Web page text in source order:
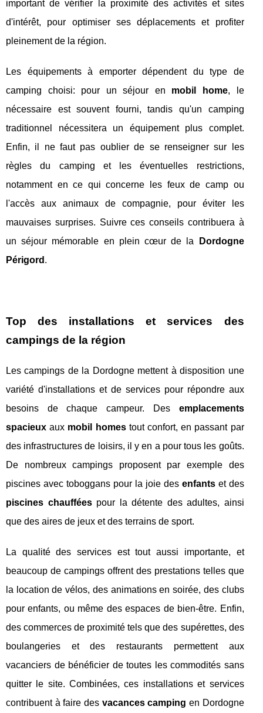
important de vérifier la proximité des activités et sites
d'intérêt, pour optimiser ses déplacements et profiter
pleinement de la région.
Les équipements à emporter dépendent du type de
camping choisi: pour un séjour en mobil home, le
nécessaire est souvent fourni, tandis qu'un camping
traditionnel nécessitera un équipement plus complet.
Enfin, il ne faut pas oublier de se renseigner sur les
règles du camping et les éventuelles restrictions,
notamment en ce qui concerne les feux de camp ou
l'accès aux animaux de compagnie, pour éviter les
mauvaises surprises. Suivre ces conseils contribuera à
un séjour mémorable en plein cœur de la
Dordogne
Périgord .
Top des installations et services des
campings de la région
Les campings de la Dordogne mettent à disposition une
variété d'installations et de services pour répondre aux
besoins de chaque campeur. Des emplacements
spacieux aux mobil homestout confort, en passant par
des infrastructures de loisirs, il y en a pour tous les goûts.
De nombreux campings proposent par exemple des
piscines avec toboggans pour la joie des enfantset des
piscines chaufféespour la détente des adultes, ainsi
que des aires de jeux et des terrains de sport.
La qualité des services est tout aussi importante, et
beaucoup de campings offrent des prestations telles que
la location de vélos, des animations en soirée, des clubs
pour enfants, ou même des espaces de bien-être. Enfin,
des commerces de proximité tels que des supérettes, des
boulangeries et des restaurants permettent aux
vacanciers de bénéficier de toutes les commodités sans
quitter le site. Combinées, ces installations et services
contribuent à faire des vacances camping en Dordogne